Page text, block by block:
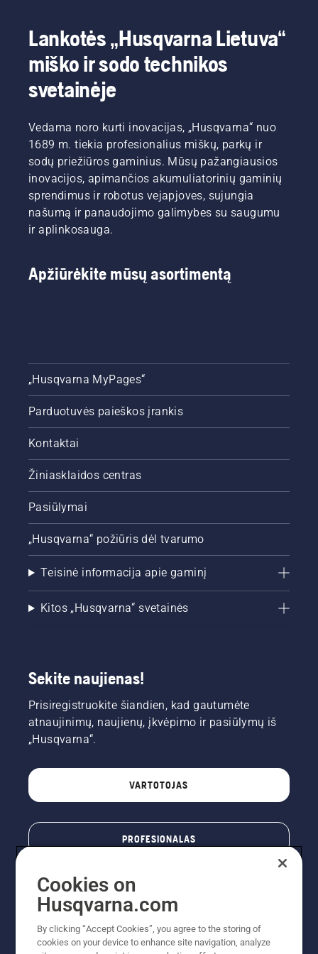
ir sunkiai
sužaloti.
Lankotės „Husqvarna Lietuva“
miško ir sodo technikos
svetainėje
Vedama noro kurti inovacijas, „Husqvarna“ nuo
1689 m. tiekia profesionalius miškų, parkų ir
sodų priežiūros gaminius. Mūsų pažangiausios
inovacijos, apimančios akumuliatorinių gaminių
sprendimus ir robotus vejapjoves, sujungia
našumą ir panaudojimo galimybes su saugumu
ir aplinkosauga.
Apžiūrėkite mūsų asortimentą
„Husqvarna MyPages“
Parduotuvės paieškos įrankis
Kontaktai
Žiniasklaidos centras
Pasiūlymai
„Husqvarna“ požiūris dėl tvarumo
Teisinė informacija apie gaminį
Kitos „Husqvarna“ svetainės
Sekite naujienas!
Prisiregistruokite šiandien, kad gautumėte
atnaujinimų, naujienų, įkvėpimo ir pasiūlymų iš
„Husqvarna“.
VARTOTOJAS
PROFESIONALAS
Cookies on
Husqvarna.com
By clicking “Accept Cookies”, you agree to the storing of
cookies on your device to enhance site navigation, analyze